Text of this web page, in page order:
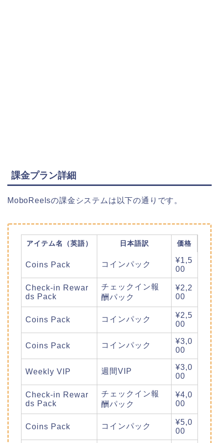
課金プラン詳細
MoboReelsの課金システムは以下の通りです。
アイテム名（英語） 日本語訳 価格
Coins Pack コインパック
¥1,5
00
Check-in Rewar
ds Pack
チェックイン報
酬パック
¥2,2
00
Coins Pack コインパック
¥2,5
00
Coins Pack コインパック
¥3,0
00
Weekly VIP 週間VIP
¥3,0
00
Check-in Rewar
ds Pack
チェックイン報
酬パック
¥4,0
00
Coins Pack コインパック
¥5,0
00